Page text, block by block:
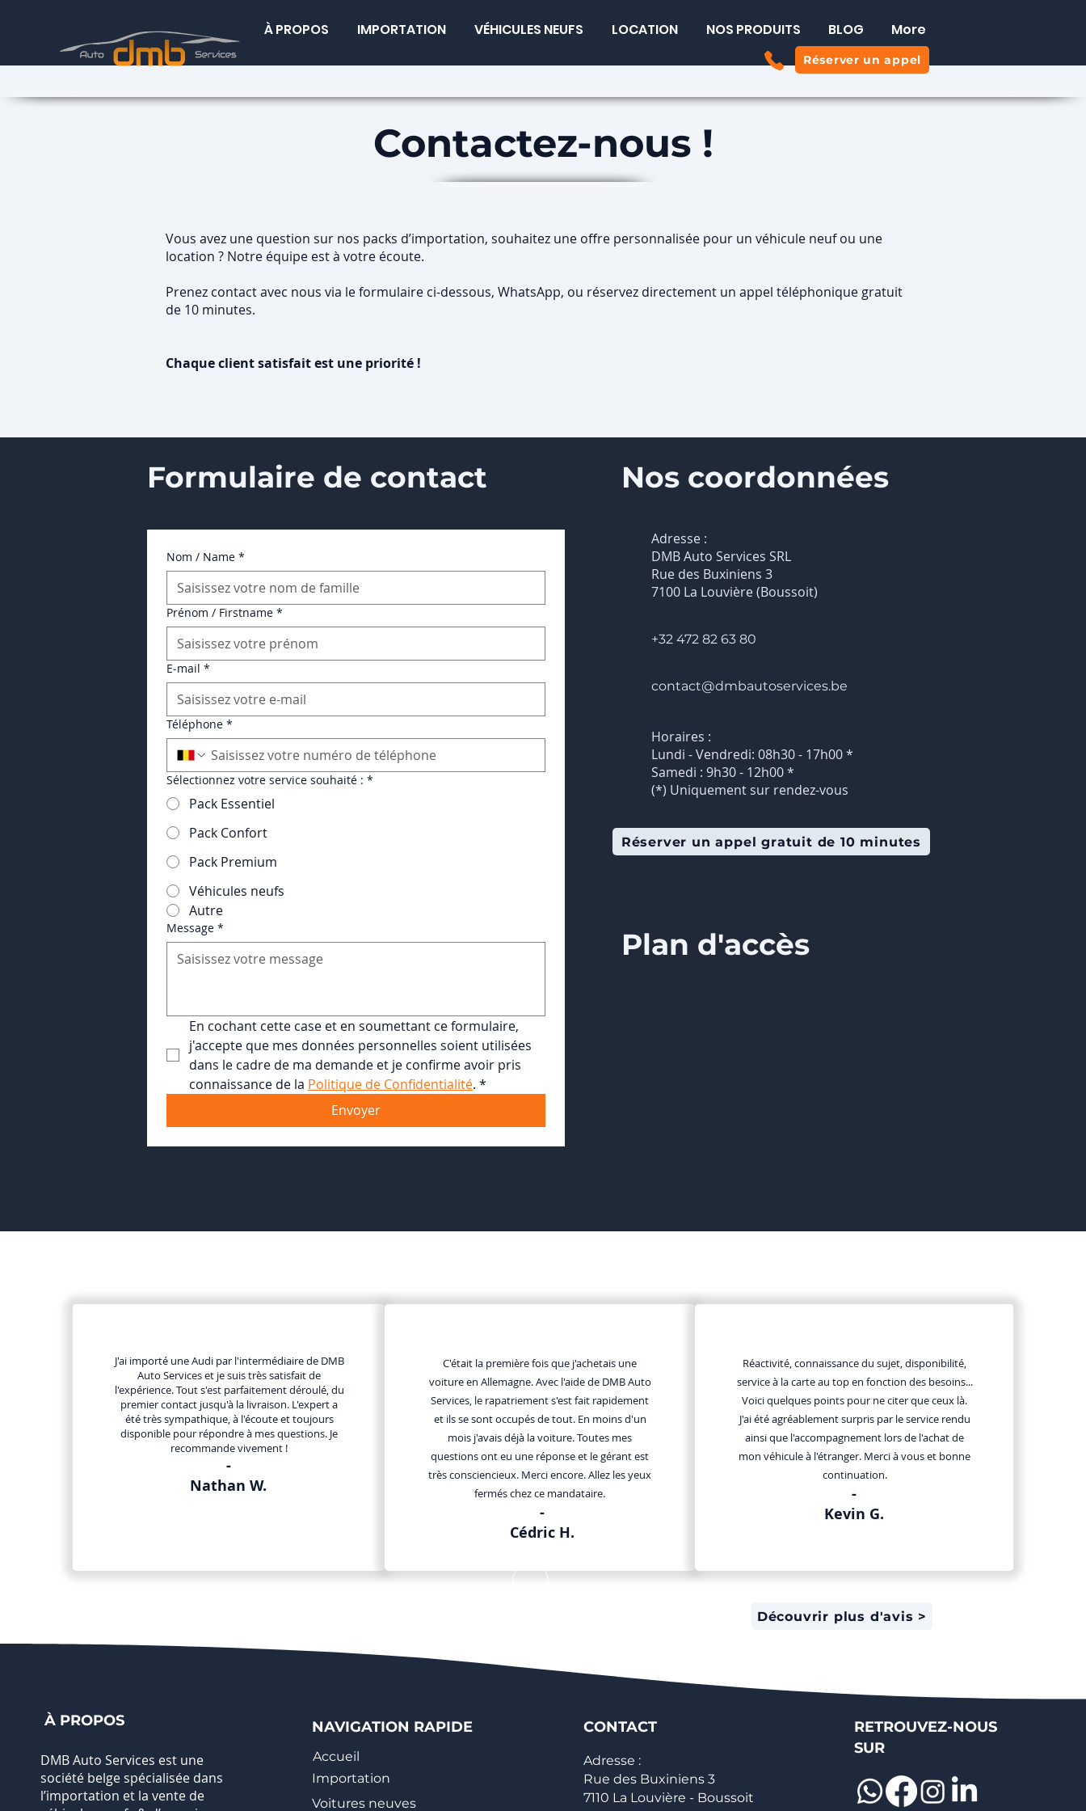
À PROPOS IMPORTATION VÉHICULES NEUFS LOCATION NOS PRODUITS BLOG More
Réserver un appel
Contactez-nous !
Vous avez une question sur nos packs d’importation, souhaitez une offre personnalisée pour un véhicule neuf ou une
location ? Notre équipe est à votre écoute.
Prenez contact avec nous via le formulaire ci-dessous, WhatsApp, ou réservez directement un appel téléphonique gratuit
de 10 minutes.
Chaque client satisfait est une priorité !
Formulaire de contact
Nom / Name *
Prénom / Firstname *
E‑mail *
Téléphone *
Sélectionnez votre service souhaité : *
Pack Essentiel
Pack Confort
Pack Premium
Véhicules neufs
Autre
Message *
En cochant cette case et en soumettant ce formulaire,
j'accepte que mes données personnelles soient utilisées
dans le cadre de ma demande et je confirme avoir pris
connaissance de la Politique de Confidentialité. *
Envoyer
Nos coordonnées
Adresse :
DMB Auto Services SRL
Rue des Buxiniens 3
7100 La Louvière (Boussoit)
+32 472 82 63 80
contact@dmbautoservices.be
Horaires :
Lundi - Vendredi: 08h30 - 17h00 *
Samedi : 9h30 - 12h00 *
(*) Uniquement sur rendez-vous​
Réserver un appel gratuit de 10 minutes
Plan d'accès
J'ai importé une Audi par l'intermédiaire de DMB
Auto Services et je suis très satisfait de
l'expérience. Tout s'est parfaitement déroulé, du
premier contact jusqu'à la livraison. L'expert a
été très sympathique, à l'écoute et toujours
disponible pour répondre à mes questions. Je
recommande vivement !
-
Nathan W.
C'était la première fois que j'achetais une
voiture en Allemagne. Avec l'aide de DMB Auto
Services, le rapatriement s'est fait rapidement
et ils se sont occupés de tout. En moins d'un
mois j'avais déjà la voiture. Toutes mes
questions ont eu une réponse et le gérant est
très consciencieux. Merci encore. Allez les yeux
fermés chez ce mandataire.
-
Cédric H.
Réactivité, connaissance du sujet, disponibilité,
service à la carte au top en fonction des besoins...
Voici quelques points pour ne citer que ceux là.
J'ai été agréablement surpris par le service rendu
ainsi que l'accompagnement lors de l'achat de
mon véhicule à l'étranger. Merci à vous et bonne
continuation.
-
Kevin G.
Découvrir plus d'avis >
À PROPOS
DMB Auto Services est une
société belge spécialisée dans
l’importation et la vente de
NAVIGATION RAPIDE
Accueil
Importation
Voitures neuves
CONTACT
Adresse :
Rue des Buxiniens 3
7110 La Louvière - Boussoit
RETROUVEZ-NOUS
SUR